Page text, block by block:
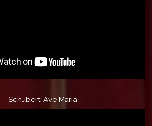
Schubert: Ave Maria